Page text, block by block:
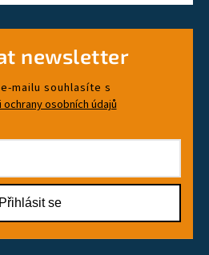
newsletter
mailu souhlasíte s
osobních údajů
Přihlásit se